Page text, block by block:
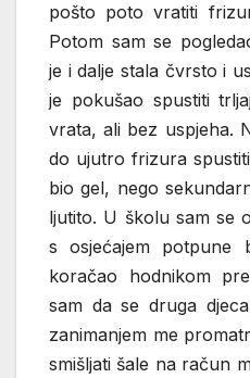
pošto poto vratiti
Potom sam se
je i dalje stala čvrsto i
je pokušao spustiti
vrata, ali bez uspjeha.
do ujutro frizura
bio gel, nego
ljutito. U školu sam se
s osjećajem potpune
koračao hodnikom
sam da se druga
zanimanjem me
smišljati šale na račun